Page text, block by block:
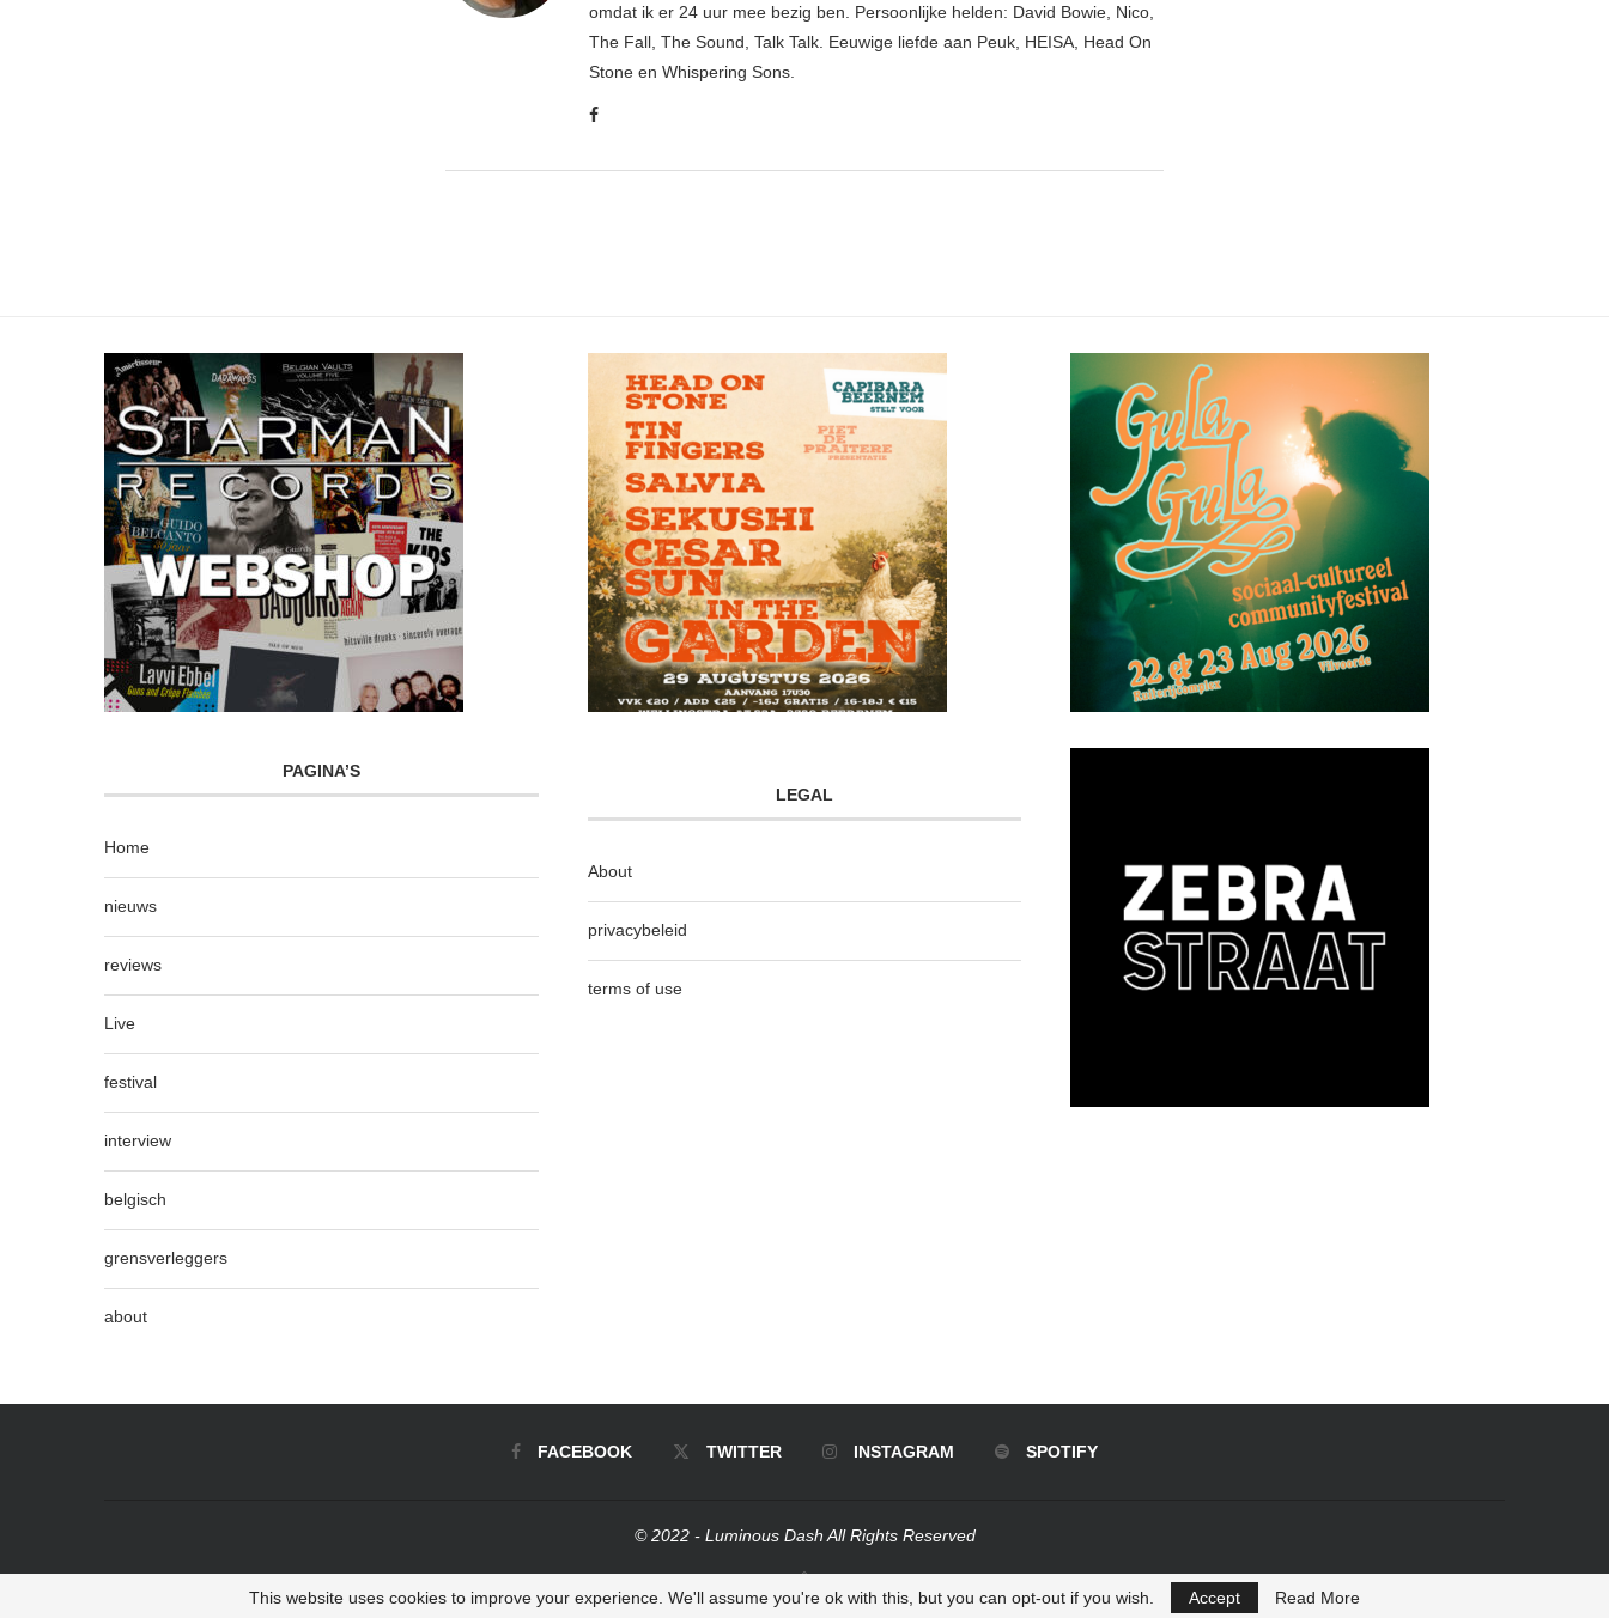
omdat ik er 24 uur mee bezig ben. Persoonlijke helden: David Bowie, Nico,
The Fall, The Sound, Talk Talk. Eeuwige liefde aan Peuk, HEISA, Head On
Stone en Whispering Sons.
PAGINA’S
Home
nieuws
reviews
Live
festival
interview
belgisch
grensverleggers
about
LEGAL
About
privacybeleid
terms of use
FACEBOOK TWITTER INSTAGRAM SPOTIFY
© 2022 - Luminous Dash All Rights Reserved
BACK TO TOP
This website uses cookies to improve your experience. We'll assume you're ok with this, but you can opt-out if you wish. Accept Read More